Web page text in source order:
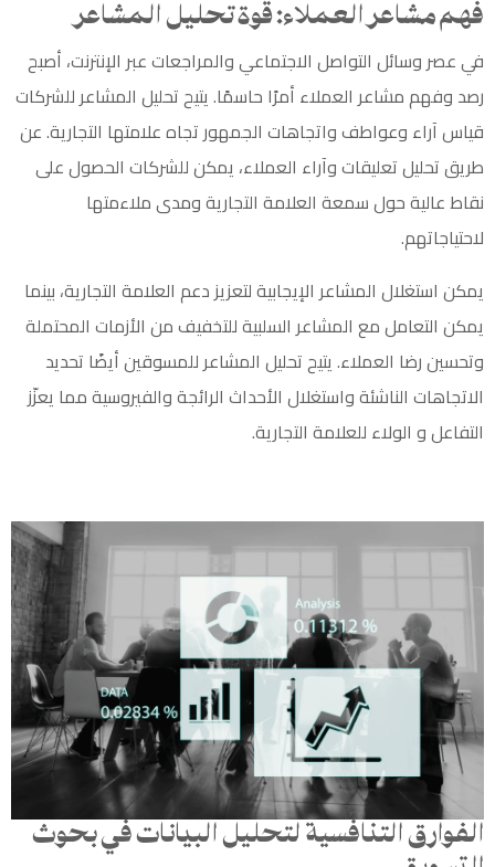
فهم مشاعر العملاء: قوة تحليل المشاعر
في عصر وسائل التواصل الاجتماعي والمراجعات عبر الإنترنت، أصبح
رصد وفهم مشاعر العملاء أمرًا حاسمًا. يتيح تحليل المشاعر للشركات
قياس آراء وعواطف واتجاهات الجمهور تجاه علامتها التجارية. عن
طريق تحليل تعليقات وآراء العملاء، يمكن للشركات الحصول على
نقاط عالية حول سمعة العلامة التجارية ومدى ملاءمتها
لاحتياجاتهم.
يمكن استغلال المشاعر الإيجابية لتعزيز دعم العلامة التجارية، بينما
يمكن التعامل مع المشاعر السلبية للتخفيف من الأزمات المحتملة
وتحسين رضا العملاء. يتيحتحليل المشاعر للمسوقين أيضًا تحديد
الاتجاهات الناشئة واستغلال الأحداث الرائجة والفيروسية مما يعزّز
التفاعل و الولاء للعلامة التجارية.
الفوارق التنافسية لتحليل البيانات في بحوث